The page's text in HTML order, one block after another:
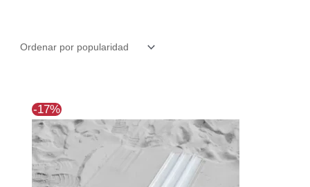
-17%
precio
original
era:
$141.568.
precio
actual
es:
$117.667.